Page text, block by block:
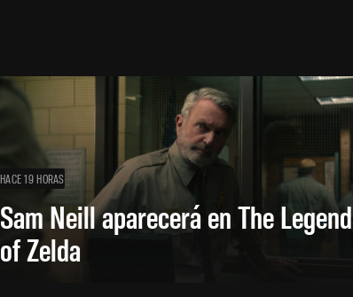
HACE 19 HORAS
Sam Neill aparecerá en The Legend
of Zelda